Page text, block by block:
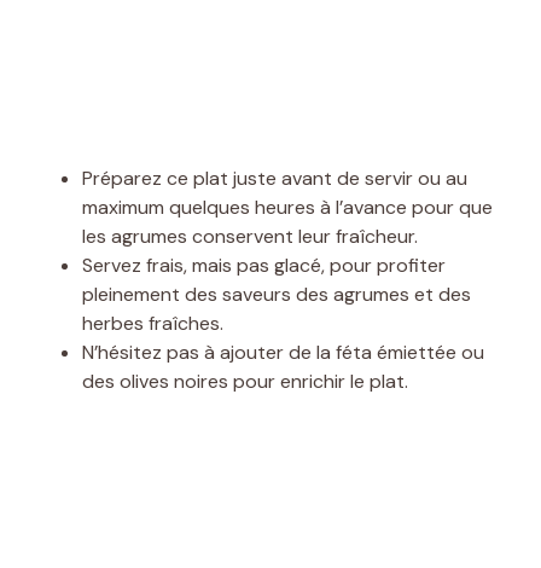
Préparez ce plat juste avant de servir ou au
maximum quelques heures à l’avance pour que
les agrumes conservent leur fraîcheur.
Servez frais, mais pas glacé, pour profiter
pleinement des saveurs des agrumes et des
herbes fraîches.
N’hésitez pas à ajouter de la féta émiettée ou
des olives noires pour enrichir le plat.